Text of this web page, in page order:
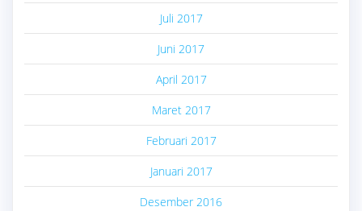
Juli 2017
Juni 2017
April 2017
Maret 2017
Februari 2017
Januari 2017
Desember 2016